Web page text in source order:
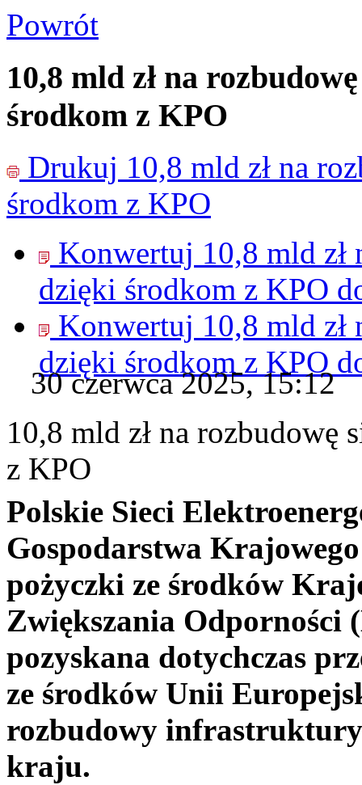
Powrót
10,8 mld zł na
środkom z KPO
Drukuj 10,8 mld zł na
środkom z KPO
Konwertuj 10,8 mld zł
dzięki środkom z KPO
Konwertuj 10,8 mld zł
dzięki środkom z KPO
30 czerwca 2025, 15:12
10,8 mld zł na rozbudowę
z KPO
Polskie Sieci
Gospodarstwa
pożyczki ze środków
Zwiększania Odporności
pozyskana dotychczas
ze środków Unii
rozbudowy infrastruktury
kraju.